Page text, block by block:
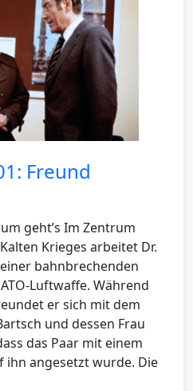
Freund
geht’s Im Zentrum
Krieges arbeitet Dr.
bahnbrechenden
Luftwaffe. Während
er sich mit dem
und dessen Frau
das Paar mit einem
ihn angesetzt wurde. Die